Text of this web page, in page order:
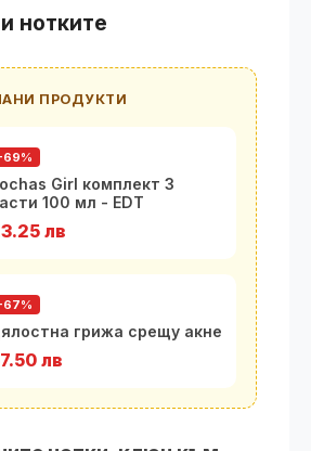
нотките
ПРОДУКТИ
69%
Girl комплект 3
100 мл - EDT
лв
67%
грижа срещу акне
лв